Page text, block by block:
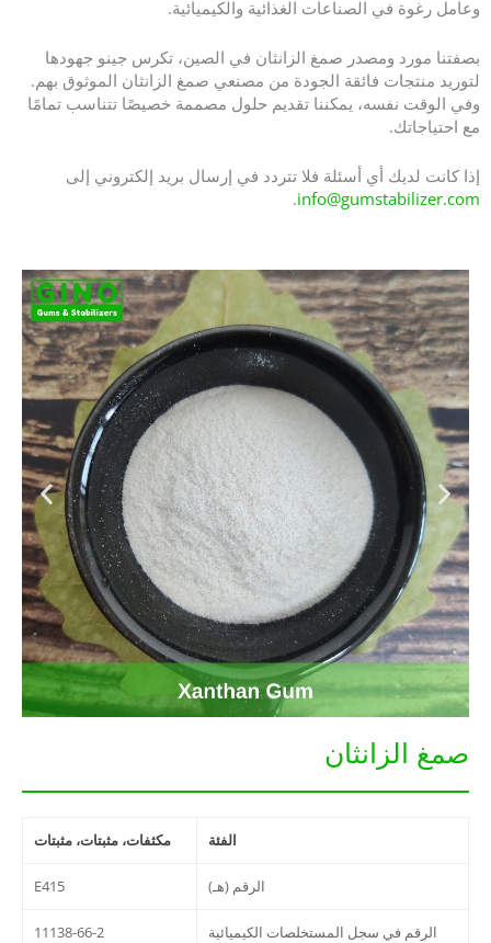
وعامل رغوة في الصناعات الغذائية والكيميائية.
بصفتنا مورد ومصدر صمغ الزانثان في الصين، تكرس جينو جهودها
لتوريد منتجات فائقة الجودة من مصنعي صمغ الزانثان الموثوق بهم.
وفي الوقت نفسه، يمكننا تقديم حلول مصممة خصيصًا تتناسب تمامًا
مع احتياجاتك.
إذا كانت لديك أي أسئلة فلا تتردد في إرسال بريد إلكتروني إلى
info@gumstabilizer.com
.
صمغ الزانثان
الفئة مكثفات، مثبتات، مثبتات
الرقم (هـ) E415
الرقم في سجل المستخلصات الكيميائية 11138-66-2